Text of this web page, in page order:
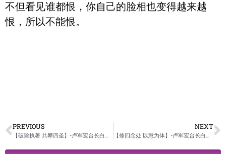
不但看见谁都恨，你自己的脸相也变得越来越
恨，所以不能恨。
PREVIOUS
【破除执著 共攀四圣】-卢军宏台长白话佛法广播讲座-第七十五集
NEXT
【修四念处 以慧为体】-卢军宏台长白话佛法广播讲座-第七十七集